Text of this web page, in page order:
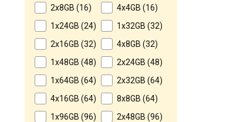
Kingston Fury Beast DDR4
от 11 499 грн.
10 / 12 нс, 16-18-18 - 18-22-22, 1.2
/ 1.35 В
Kingston Fury Impact
1x8GB
от 2 650 грн.
11.25 / 12.5 нс, 15-17-17 /
22, 1.2 В
2x8GB (16)
4x4GB (16)
1x24GB (24)
1x32GB (32)
2x16GB (32)
4x8GB (32)
1x48GB (48)
2x24GB (48)
1x64GB (64)
2x32GB (64)
4x16GB (64)
8x8GB (64)
1x96GB (96)
2x48GB (96)